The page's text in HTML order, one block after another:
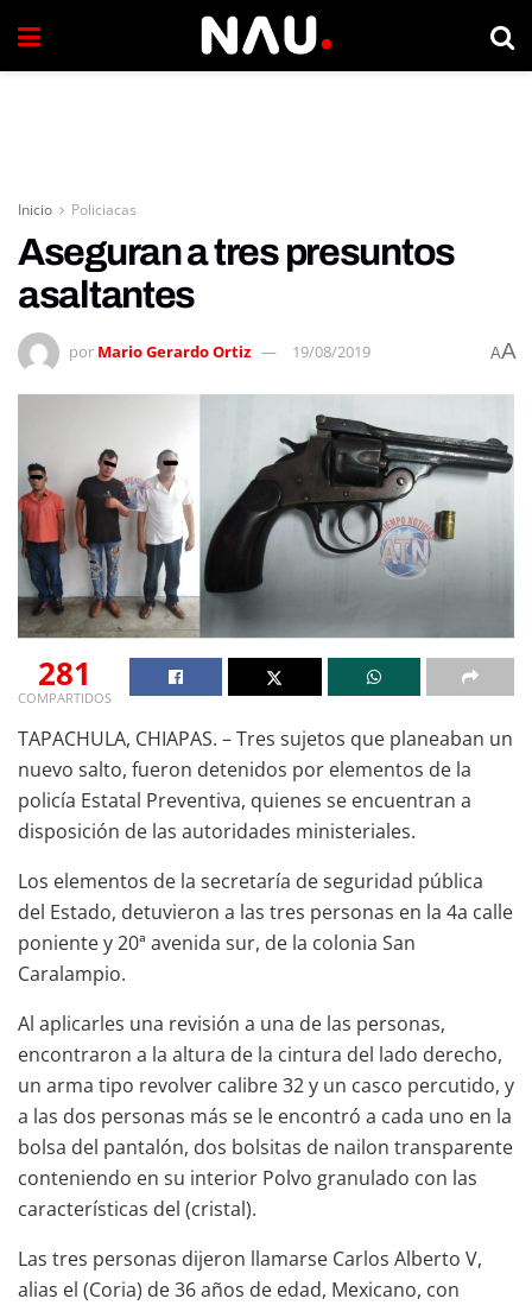
Inicio Policiacas
Aseguran a tres presuntos
asaltantes
por Mario Gerardo Ortiz 19/08/2019 AA
281
COMPARTIDOS
TAPACHULA, CHIAPAS. – Tres sujetos que planeaban un
nuevo salto, fueron detenidos por elementos de la
policía Estatal Preventiva, quienes se encuentran a
disposición de las autoridades ministeriales.
Los elementos de la secretaría de seguridad pública
del Estado, detuvieron a las tres personas en la 4a calle
poniente y 20ª avenida sur, de la colonia San
Caralampio.
Al aplicarles una revisión a una de las personas,
encontraron a la altura de la cintura del lado derecho,
un arma tipo revolver calibre 32 y un casco percutido, y
a las dos personas más se le encontró a cada uno en la
bolsa del pantalón, dos bolsitas de nailon transparente
conteniendo en su interior Polvo granulado con las
características del (cristal).
Las tres personas dijeron llamarse Carlos Alberto V,
alias el (Coria) de 36 años de edad, Mexicano, con